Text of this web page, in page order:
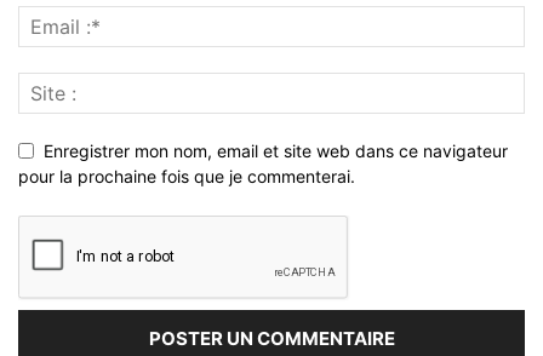
Enregistrer mon nom, email et site web dans ce navigateur
pour la prochaine fois que je commenterai.